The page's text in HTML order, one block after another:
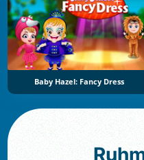
Baby Hazel: Fancy Dress